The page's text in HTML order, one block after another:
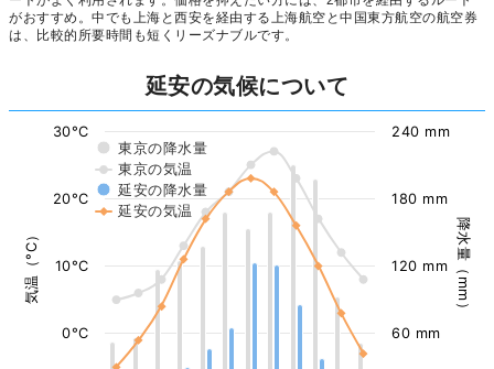
がおすすめ。中でも上海と西安を経由する上海航空と中国東方航空の航空券
は、比較的所要時間も短くリーズナブルです。
延安の気候について
気温（°C） 降水量（mm）
東京の降水量
東京の気温
延安の降水量
延安の気温
0°C
10°C
20°C
30°C
60 mm
120 mm
180 mm
240 mm